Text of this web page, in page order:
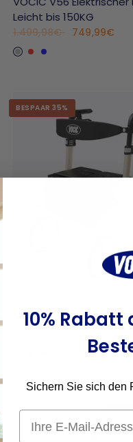
Leicht bis 150KG
1.499,98€ 749,99€
Silver
RotBlau
BESPAAR 35%
VOCIC Z71
10%
Sichern Sie sich den
Email